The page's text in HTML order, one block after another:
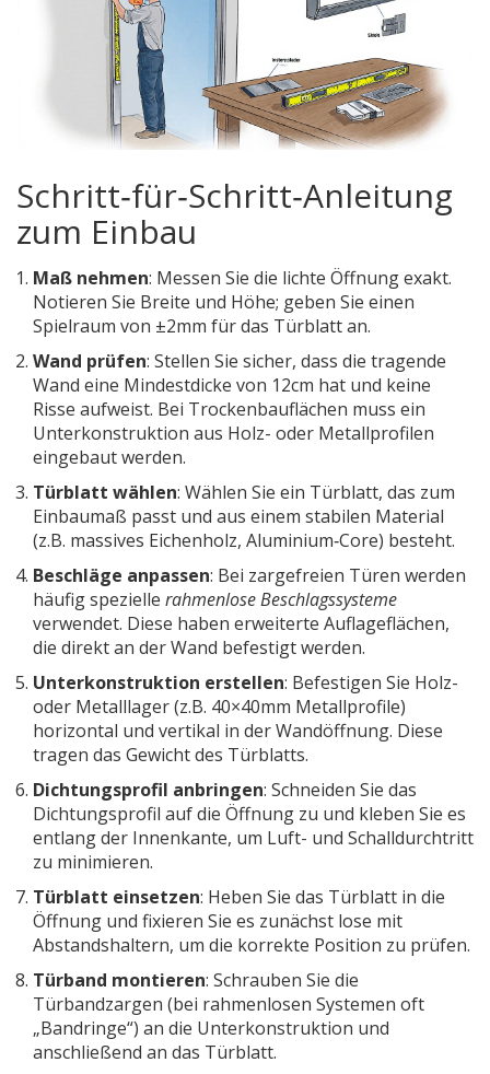
Schritt‑für‑Schritt‑Anleitung
zum Einbau
Maß nehmen: Messen Sie die lichte Öffnung exakt.
Notieren Sie Breite und Höhe; geben Sie einen
Spielraum von ±2mm für das Türblatt an.
Wand prüfen: Stellen Sie sicher, dass die tragende
Wand eine Mindestdicke von 12cm hat und keine
Risse aufweist. Bei Trockenbauflächen muss ein
Unterkonstruktion aus Holz- oder Metallprofilen
eingebaut werden.
Türblatt wählen: Wählen Sie ein Türblatt, das zum
Einbaumaß passt und aus einem stabilen Material
(z.B. massives Eichenholz, Aluminium‑Core) besteht.
Beschläge anpassen: Bei zargefreien Türen werden
häufig spezielle rahmenlose Beschlagssysteme
verwendet. Diese haben erweiterte Auflageflächen,
die direkt an der Wand befestigt werden.
Unterkonstruktion erstellen: Befestigen Sie Holz-
oder Metalllager (z.B. 40×40mm Metallprofile)
horizontal und vertikal in der Wandöffnung. Diese
tragen das Gewicht des Türblatts.
Dichtungsprofil anbringen: Schneiden Sie das
Dichtungsprofil auf die Öffnung zu und kleben Sie es
entlang der Innenkante, um Luft- und Schalldurchtritt
zu minimieren.
Türblatt einsetzen: Heben Sie das Türblatt in die
Öffnung und fixieren Sie es zunächst lose mit
Abstandshaltern, um die korrekte Position zu prüfen.
Türband montieren: Schrauben Sie die
Türbandzargen (bei rahmenlosen Systemen oft
„Bandringe“) an die Unterkonstruktion und
anschließend an das Türblatt.